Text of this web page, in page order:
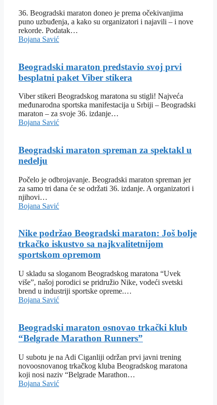
36. Beogradski maraton doneo je prema očekivanjima
puno uzbuđenja, a kako su organizatori i najavili – i nove
rekorde. Podatak…
Bojana Savić
Beogradski maraton predstavio svoj prvi
besplatni paket Viber stikera
Viber stikeri Beogradskog maratona su stigli! Najveća
međunarodna sportska manifestacija u Srbiji – Beogradski
maraton – za svoje 36. izdanje…
Bojana Savić
Beogradski maraton spreman za spektakl u
nedelju
Počelo je odbrojavanje. Beogradski maraton spreman jer
za samo tri dana će se održati 36. izdanje. A organizatori i
njihovi…
Bojana Savić
Nike podržao Beogradski maraton: Još bolje
trkačko iskustvo sa najkvalitetnijom
sportskom opremom
U skladu sa sloganom Beogradskog maratona “Uvek
više”, našoj porodici se pridružio Nike, vodeći svetski
brend u industriji sportske opreme.…
Bojana Savić
Beogradski maraton osnovao trkački klub
“Belgrade Marathon Runners”
U subotu je na Adi Ciganliji održan prvi javni trening
novoosnovanog trkačkog kluba Beogradskog maratona
koji nosi naziv “Belgrade Marathon…
Bojana Savić